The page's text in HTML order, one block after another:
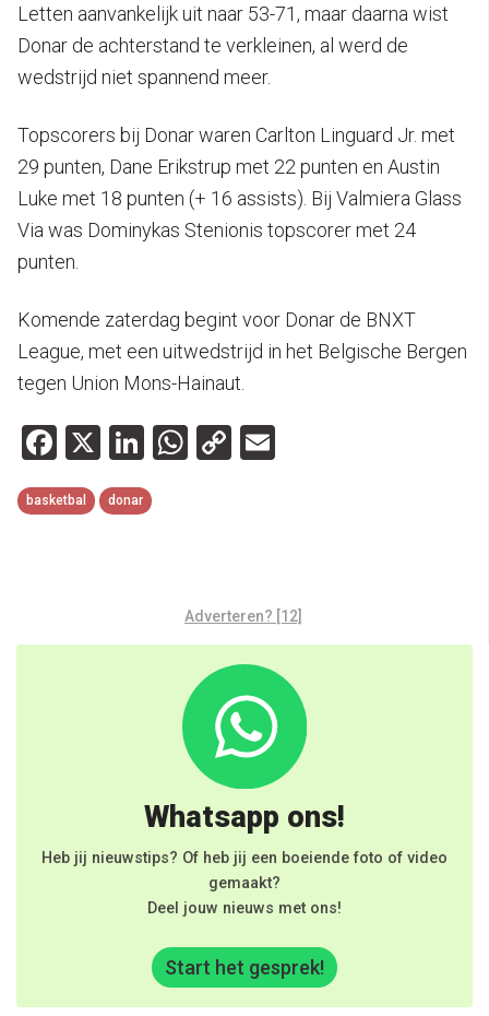
Letten aanvankelijk uit naar 53-71, maar daarna wist
Donar de achterstand te verkleinen, al werd de
wedstrijd niet spannend meer.
Topscorers bij Donar waren Carlton Linguard Jr. met
29 punten, Dane Erikstrup met 22 punten en Austin
Luke met 18 punten (+ 16 assists). Bij Valmiera Glass
Via was Dominykas Stenionis topscorer met 24
punten.
Komende zaterdag begint voor Donar de BNXT
League, met een uitwedstrijd in het Belgische Bergen
tegen Union Mons-Hainaut.
Facebook
X LinkedIn
WhatsApp
Copy
basketbal donar
Adverteren? [12]
Whatsapp ons!
Heb jij nieuwstips? Of heb jij een boeiende foto of video
gemaakt?
Deel jouw nieuws met ons!
Start het gesprek!